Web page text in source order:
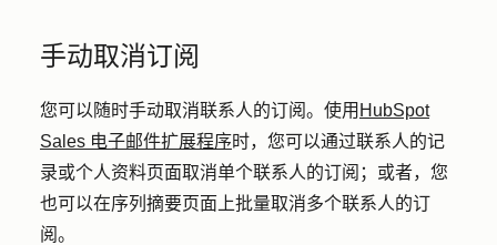
手动取消订阅
您可以随时手动取消联系人的订阅。使用 HubSpot
Sales 电子邮件扩展程序时，您可以通过联系人的记
录或个人资料页面取消单个联系人的订阅；或者，您
也可以在序列摘要页面上批量取消多个联系人的订
阅。